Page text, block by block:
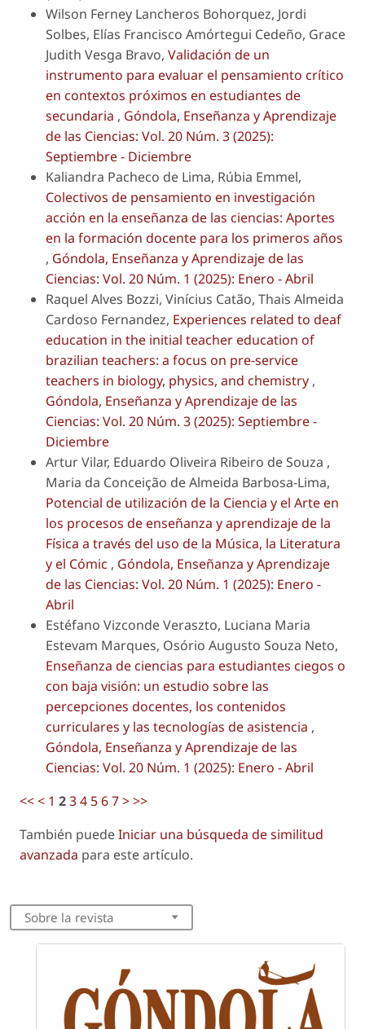
Wilson Ferney Lancheros Bohorquez, Jordi
Solbes, Elías Francisco Amórtegui Cedeño, Grace
Judith Vesga Bravo, Validación de un
instrumento para evaluar el pensamiento crítico
en contextos próximos en estudiantes de
secundaria , Góndola, Enseñanza y Aprendizaje
de las Ciencias: Vol. 20 Núm. 3 (2025):
Septiembre - Diciembre
Kaliandra Pacheco de Lima, Rúbia Emmel,
Colectivos de pensamiento en investigación
acción en la enseñanza de las ciencias: Aportes
en la formación docente para los primeros años
, Góndola, Enseñanza y Aprendizaje de las
Ciencias: Vol. 20 Núm. 1 (2025): Enero - Abril
Raquel Alves Bozzi, Vinícius Catão, Thais Almeida
Cardoso Fernandez, Experiences related to deaf
education in the initial teacher education of
brazilian teachers: a focus on pre-service
teachers in biology, physics, and chemistry ,
Góndola, Enseñanza y Aprendizaje de las
Ciencias: Vol. 20 Núm. 3 (2025): Septiembre -
Diciembre
Artur Vilar, Eduardo Oliveira Ribeiro de Souza ,
Maria da Conceição de Almeida Barbosa-Lima,
Potencial de utilización de la Ciencia y el Arte en
los procesos de enseñanza y aprendizaje de la
Física a través del uso de la Música, la Literatura
y el Cómic , Góndola, Enseñanza y Aprendizaje
de las Ciencias: Vol. 20 Núm. 1 (2025): Enero -
Abril
Estéfano Vizconde Veraszto, Luciana Maria
Estevam Marques, Osório Augusto Souza Neto,
Enseñanza de ciencias para estudiantes ciegos o
con baja visión: un estudio sobre las
percepciones docentes, los contenidos
curriculares y las tecnologías de asistencia ,
Góndola, Enseñanza y Aprendizaje de las
Ciencias: Vol. 20 Núm. 1 (2025): Enero - Abril
<<< 1 234 567>>>
También puedeIniciar una búsqueda de similitud
avanzada para este artículo.
Sobre la revista